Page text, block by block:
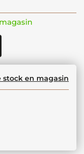
stock en magasin